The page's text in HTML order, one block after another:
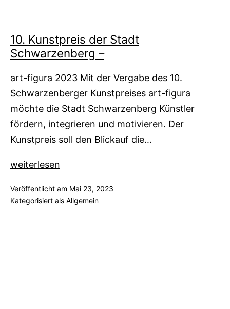
10. Kunstpreis der Stadt
Schwarzenberg –
art-figura 2023 Mit der Vergabe des 10.
Schwarzenberger Kunstpreises art-figura
möchte die Stadt Schwarzenberg Künstler
fördern, integrieren und motivieren. Der
Kunstpreis soll den Blickauf die…
10.
der
Stadt
Schwarzenberg
weiterlesen
Veröffentlicht am Mai 23, 2023
Kategorisiert als Allgemein